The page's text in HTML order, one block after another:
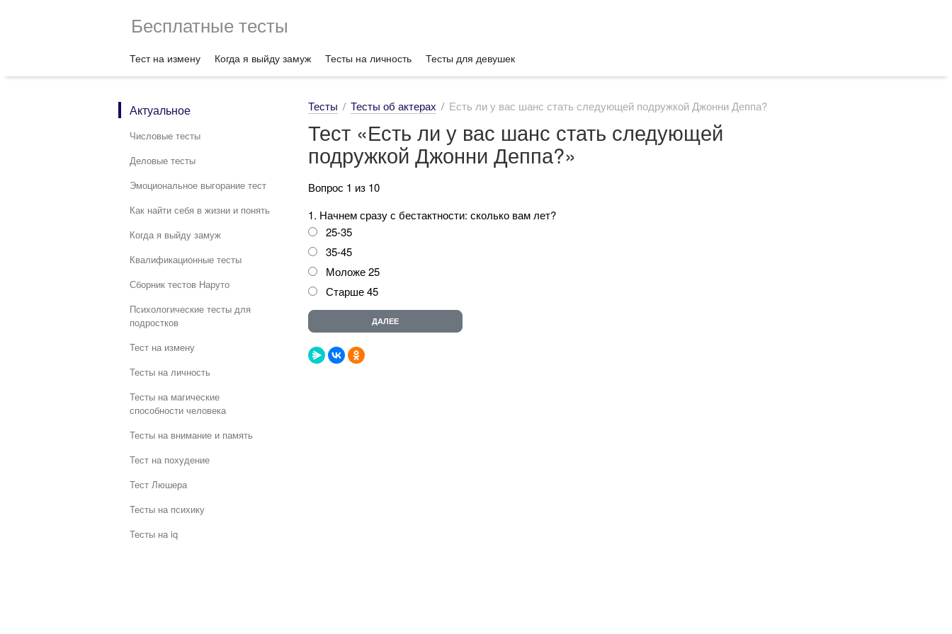
Бесплатные тесты
Тест на измену Когда я выйду замуж Тесты на личность Тесты для девушек
Актуальное
Числовые тесты
Деловые тесты
Эмоциональное выгорание тест
Как найти себя в жизни и понять
Когда я выйду замуж
Квалификационные тесты
Сборник тестов Наруто
Психологические тесты для
подростков
Тест на измену
Тесты на личность
Тесты на магические
способности человека
Тесты на внимание и память
Тест на похудение
Тест Люшера
Тесты на психику
Тесты на iq
Тесты Тесты об актерах Есть ли у вас шанс стать следующей подружкой Джонни Деппа?
Тест «Есть ли у вас шанс стать следующей
подружкой Джонни Деппа?»
Вопрос 1 из 10
1. Начнем сразу с бестактности: сколько вам лет?
25-35
35-45
Моложе 25
Старше 45